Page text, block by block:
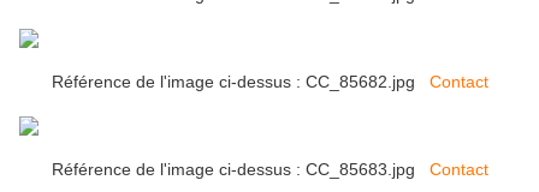
Référence de l'image ci-dessus : CC_85682.jpg Contact
Référence de l'image ci-dessus : CC_85683.jpg Contact